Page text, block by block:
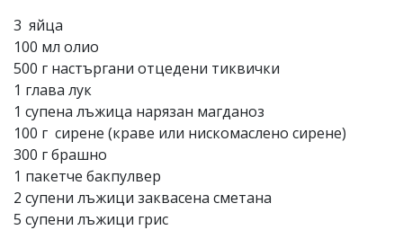
не
носи
отговорност
за
тях!
Ако
откриете
обиден
за
вас
коментар,
моля
сигнализирайте
3 яйца
100 мл олио
500 г настъргани отцедени тиквички
1 глава лук
1 супена лъжица нарязан магданоз
100 г сирене (краве или нискомаслено сирене)
300 г брашно
1 пакетче бакпулвер
2 супени лъжици заквасена сметана
5 супени лъжици грис